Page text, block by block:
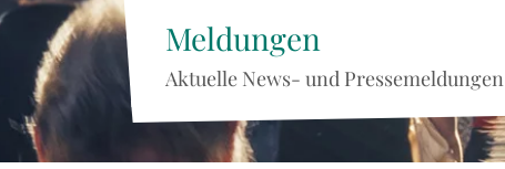
Meldungen
Aktuelle News- und Pressemeldungen